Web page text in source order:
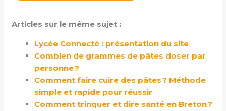
Articles sur le même sujet :
Lycée Connecté : présentation du site
Combien de grammes de pâtes doser par
personne ?
Comment faire cuire des pâtes ? Méthode
simple et rapide pour réussir
Comment trinquer et dire santé en Breton ?